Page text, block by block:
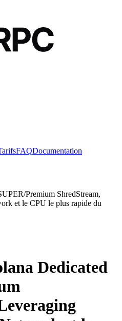
FAQDocumentation
Premium ShredStream,
et le CPU le plus rapide du
Dedicated